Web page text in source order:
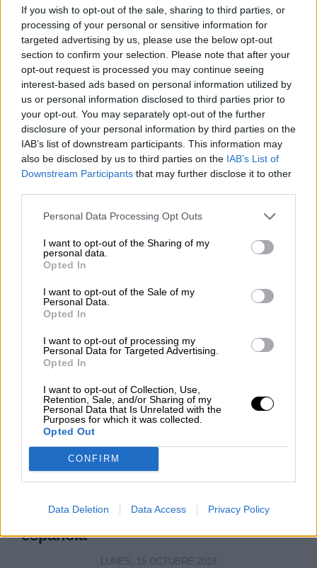
If you wish to opt-out of the sale, sharing to third parties, or
processing of your personal or sensitive information for
targeted advertising by us, please use the below opt-out
section to confirm your selection. Please note that after your
opt-out request is processed you may continue seeing
interest-based ads based on personal information utilized by
us or personal information disclosed to third parties prior to
your opt-out. You may separately opt-out of the further
disclosure of your personal information by third parties on the
IAB’s list of downstream participants. This information may
also be disclosed by us to third parties on the IAB’s List of
Downstream Participants that may further disclose it to other
Personal Data Processing Opt Outs
I want to opt-out of the Sharing of my
personal data.
Opted In
I want to opt-out of the Sale of my
Personal Data.
Opted In
I want to opt-out of processing my
Personal Data for Targeted Advertising.
Opted In
I want to opt-out of Collection, Use,
Retention, Sale, and/or Sharing of my
Personal Data that Is Unrelated with the
Purposes for which it was collected.
Opted Out
CONFIRM
Data Deletion Data Access Privacy Policy
Votantes y votados
Por Juan Manuel Beltrán
El Conflicto de Oriente Medio:
Un Nuevo Orden Autoritario
en Construcción
Por
Álvaro Frutos Rosado y Gabinete
Geopolítica de Crisis
Reconquista leonesa
Por Carlos Miranda
Clara Campoamor: Mi sueño,
mi pesadilla
Por
NOTICIAS MAS VISTAS
exposición dedicada a la bandera
española
LUNES, 15 OCTUBRE 2018